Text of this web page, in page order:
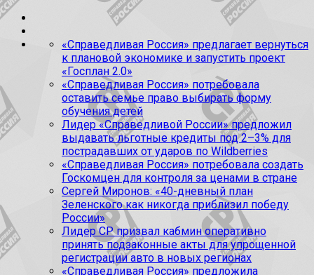
«Справедливая Россия» предлагает вернуться
к плановой экономике и запустить проект
«Госплан 2.0»
«Справедливая Россия» потребовала
оставить семье право выбирать форму
обучения детей
Лидер «Справедливой России» предложил
выдавать льготные кредиты под 2–3% для
пострадавших от ударов по Wildberries
«Справедливая Россия» потребовала создать
Госкомцен для контроля за ценами в стране
Сергей Миронов: «40-дневный план
Зеленского как никогда приблизил победу
России»
Лидер СР призвал кабмин оперативно
принять подзаконные акты для упрощенной
регистрации авто в новых регионах
«Справедливая Россия» предложила